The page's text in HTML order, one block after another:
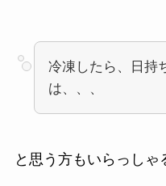
冷凍したら、日持
は、、、
と思う方もいらっしゃ